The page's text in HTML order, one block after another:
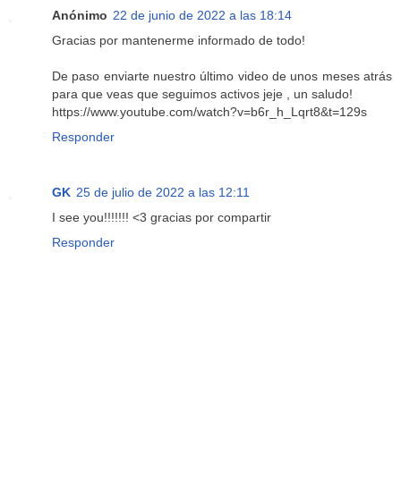
Anónimo 22 de junio de 2022 a las 18:14
Gracias por mantenerme informado de todo!
De paso enviarte nuestro último video de unos meses atrás
para que veas que seguimos activos jeje , un saludo!
https://www.youtube.com/watch?v=b6r_h_Lqrt8&t=129s
Responder
GK 25 de julio de 2022 a las 12:11
I see you!!!!!!! <3 gracias por compartir
Responder